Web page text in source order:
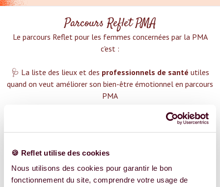
🍪 Reflet utilise des cookies
Nous utilisons des cookies pour garantir le bon
fonctionnement du site, comprendre votre usage de
Parcours Reflet PMA
Le parcours Reflet pour les femmes concernées par la PMA
c'est :‍
🩺 La liste des lieux et des professionnels de santé utiles
quand on veut améliorer son bien-être émotionnel en parcours
PMA
❤️ Des groupes de soutien pour t'aider dans cette démarche
😉 Du contenu avec tout ce que tu dois savoir surla PMA
TROUVER UN SPÉCIALISTE
Plus de 400 femmes déjà accompagnées !